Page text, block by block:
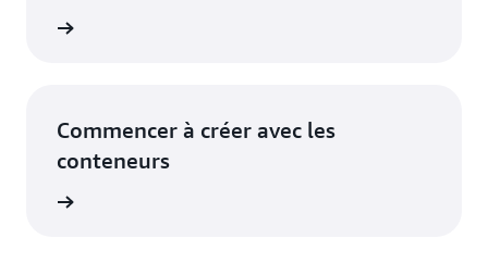
Commencer à créer avec les
conteneurs